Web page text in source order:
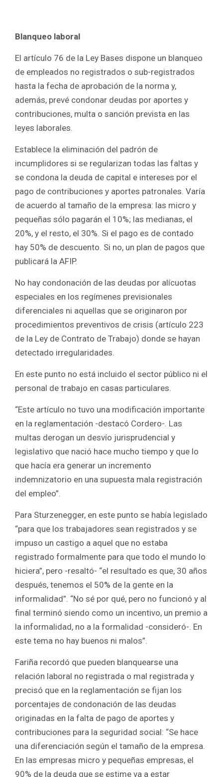
Blanqueo laboral
El artículo 76 de la Ley Bases dispone un blanqueo
de empleados no registrados o sub-registrados
hasta la fecha de aprobación de la norma y,
además, prevé condonar deudas por aportes y
contribuciones, multa o sanción prevista en las
leyes laborales.
Establece la eliminación del padrón de
incumplidores si se regularizan todas las faltas y
se condona la deuda de capital e intereses por el
pago de contribuciones y aportes patronales. Varía
de acuerdo al tamaño de la empresa: las micro y
pequeñas sólo pagarán el 10%; las medianas, el
20%, y el resto, el 30%. Si el pago es de contado
hay 50% de descuento. Si no, un plan de pagos que
publicará la AFIP.
No hay condonación de las deudas por alícuotas
especiales en los regímenes previsionales
diferenciales ni aquellas que se originaron por
procedimientos preventivos de crisis (artículo 223
de la Ley de Contrato de Trabajo) donde se hayan
detectado irregularidades.
En este punto no está incluido el sector público ni el
personal de trabajo en casas particulares.
“Este artículo no tuvo una modificación importante
en la reglamentación -destacó Cordero-. Las
multas derogan un desvío jurisprudencial y
legislativo que nació hace mucho tiempo y que lo
que hacía era generar un incremento
indemnizatorio en una supuesta mala registración
del empleo”.
Para Sturzenegger, en este punto se había legislado
“para que los trabajadores sean registrados y se
impuso un castigo a aquel que no estaba
registrado formalmente para que todo el mundo lo
hiciera”, pero -resaltó- “el resultado es que, 30 años
después, tenemos el 50% de la gente en la
informalidad”. “No sé por qué, pero no funcionó y al
final terminó siendo como un incentivo, un premio a
la informalidad, no a la formalidad -consideró-. En
este tema no hay buenos ni malos”.
Fariña recordó que pueden blanquearse una
relación laboral no registrada o mal registrada y
precisó que en la reglamentación se fijan los
porcentajes de condonación de las deudas
originadas en la falta de pago de aportes y
contribuciones para la seguridad social: “Se hace
una diferenciación según el tamaño de la empresa.
En las empresas micro y pequeñas empresas, el
90% de la deuda que se estime va a estar